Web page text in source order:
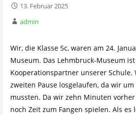
13. Februar 2025
admin
Wir, die Klasse 5c, waren am 24.
Museum. Das Lehmbruck-Museum
Kooperationspartner unserer Schule.
zweiten Pause losgelaufen, da wir
mussten. Da wir zehn Minuten
noch Zeit zum Fangen spielen. Als